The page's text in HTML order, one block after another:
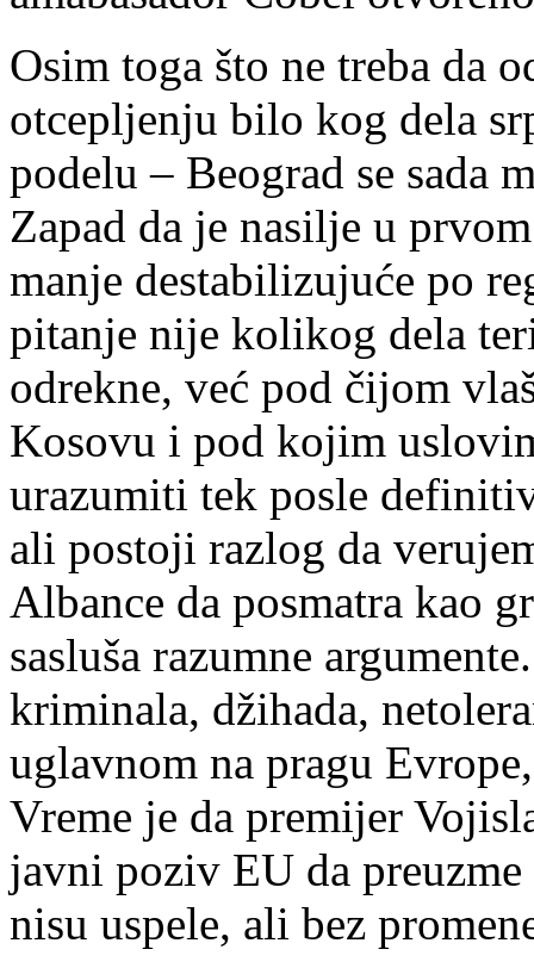
Osim toga što ne treba da
otcepljenju bilo kog dela
podelu – Beograd se sada
Zapad da je nasilje u
manje destabilizujuće po
pitanje nije kolikog dela
odrekne, već pod čijom
Kosovu i pod kojim
urazumiti tek posle
ali postoji razlog da
Albance da posmatra kao
sasluša razumne
kriminala, džihada,
uglavnom na pragu
Vreme je da premijer
javni poziv EU da
nisu uspele, ali bez